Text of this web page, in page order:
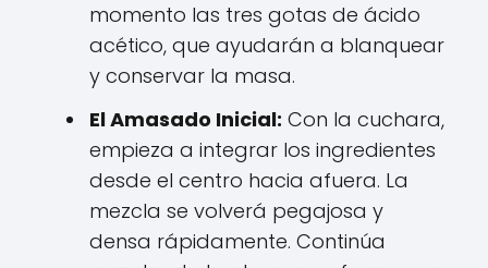
momento las tres gotas de ácido
acético, que ayudarán a blanquear
y conservar la masa.
El Amasado Inicial: Con la cuchara,
empieza a integrar los ingredientes
desde el centro hacia afuera. La
mezcla se volverá pegajosa y
densa rápidamente. Continúa